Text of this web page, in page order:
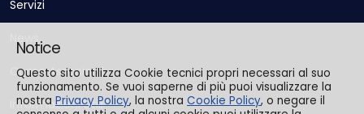
Servizi
News
Come Associarsi
Informazioni Utili
Notice
Questo sito utilizza Cookie tecnici propri necessari al suo
funzionamento. Se vuoi saperne di più puoi visualizzare la
nostra Privacy Policy, la nostra Cookie Policy, o negare il